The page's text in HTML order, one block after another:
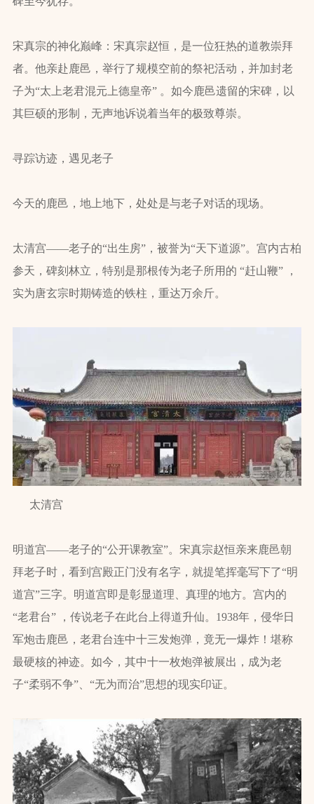
宋真宗的神化巅峰：宋真宗赵恒，是一位狂热的道教崇拜
者。他亲赴鹿邑，举行了规模空前的祭祀活动，并加封老
子为“太上老君混元上德皇帝” 。如今鹿邑遗留的宋碑，以
其巨硕的形制，无声地诉说着当年的极致尊崇。
寻踪访迹，遇见老子
今天的鹿邑，地上地下，处处是与老子对话的现场。
太清宫——老子的“出生房”，被誉为“天下道源”。宫内古柏
参天，碑刻林立，特别是那根传为老子所用的 “赶山鞭” ，
实为唐玄宗时期铸造的铁柱，重达万余斤。
太清宫
明道宫——老子的“公开课教室”。宋真宗赵恒亲来鹿邑朝
拜老子时，看到宫殿正门没有名字，就提笔挥毫写下了“明
道宫”三字。明道宫即是彰显道理、真理的地方。宫内的
“老君台” ，传说老子在此台上得道升仙。1938年，侵华日
军炮击鹿邑，老君台连中十三发炮弹，竟无一爆炸！堪称
最硬核的神迹。如今，其中十一枚炮弹被展出，成为老
子“柔弱不争”、“无为而治”思想的现实印证。